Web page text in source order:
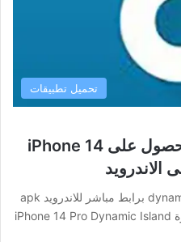
تحميل تطبيقات
تطبيق dynamicSpot للحصول على iPhone 14
تحميل تطبيق dynamicSpot multitasking برابط مباشر للاندرويد apk
اخر تحديث 2023 للحصول على ميزة iPhone 14 Pro Dynamic Island